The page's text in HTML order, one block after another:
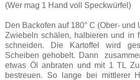
(Wer mag 1 Hand voll Speckwürfel)
Den Backofen auf 180° C (Ober- und
Zwiebeln schälen, halbieren und in
schneiden. Die Kartoffel wird
Scheiben gehobelt. Dann
etwas Öl anbraten und mit 1 TL
bestreuen. So lange bei mittlerer